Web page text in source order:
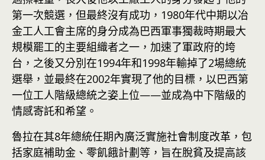
第一次競選，但最終沒有成功，1980年代中期以冶
金工人工會主席的身分成為巴西軍事獨裁時期最大
規模罷工的主要組織者之一，加速了軍政府的垮
台，之後又分別在1994年和1998年輸掉了2場總統
選舉，並最終在2002年實現了他的目標，以巴西第
一位工人階級總統之姿上位——並成為中下階級的
情感寄託和希望。
魯拉在其8年總統任期內廣泛實施社會制度改革，包
括家庭補助金、零飢餓計劃等，旨在脫貧及提高該